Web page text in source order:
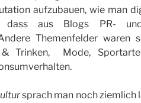
aufzubauen, wie man
dass aus Blogs PR- und
Themenfelder waren
& Trinken, Mode,
sprach man noch ziemlich